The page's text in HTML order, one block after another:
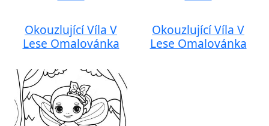
Okouzlující Víla V
Lese Omalovánka
Okouzlující Víla V
Lese Omalovánka